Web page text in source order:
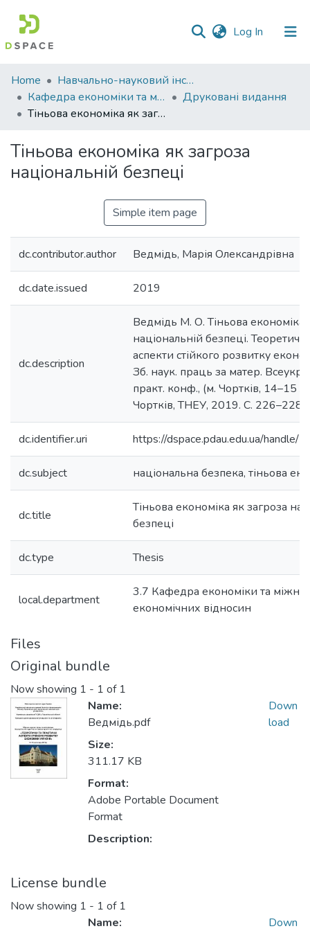
Log In (current)
Communities
&
Collections
Statistics
Home
Навчально-науковий інститут економіки, управління, права та інформаційних технологій
Кафедра економіки та міжнародних економічних відносин
Друковані видання
Тіньова економіка як загроза національній безпеці
Тіньова економіка як загроза
національній безпеці
Simple item page
dc.contributor.author Ведмідь, Марія Олександрівна
dc.date.issued 2019
dc.description
Ведмідь М. О. Тіньова економіка
національній безпеці.
аспекти стійкого розвитку
Зб. наук. праць за матер. Всеукр.
практ. конф., (м. Чортків, 14–15
Чортків, ТНЕУ, 2019. C. 226–228.
dc.identifier.uri https://dspace.pdau.edu.ua/
dc.subject національна безпека, тіньова
dc.title
Тіньова економіка як загроза
безпеці
dc.type Thesis
local.department
3.7 Кафедра економіки та
економічних відносин
Files
Original bundle
Now showing 1 - 1 of 1
Name:
Ведмідь.pdf
Size:
311.17 KB
Format:
Adobe Portable Document
Format
Description:
Down
load
License bundle
Now showing 1 - 1 of 1
Name:
Down